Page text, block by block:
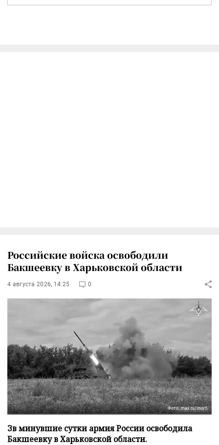
Российские войска освободили
Бакшеевку в Харьковской области
4 августа 2026, 14:25 0
Фото: max.ru/morf
Зв минувшие сутки армия России освободила
Бакшеевку в Харьковской области.